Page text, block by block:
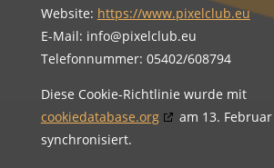
Website: https://www.pixelclub.eu
E-Mail: info@pixelclub.eu
Telefonnummer: 05402/608794
Diese Cookie-Richtlinie wurde mit
cookiedatabase.org
am 13.
synchronisiert.